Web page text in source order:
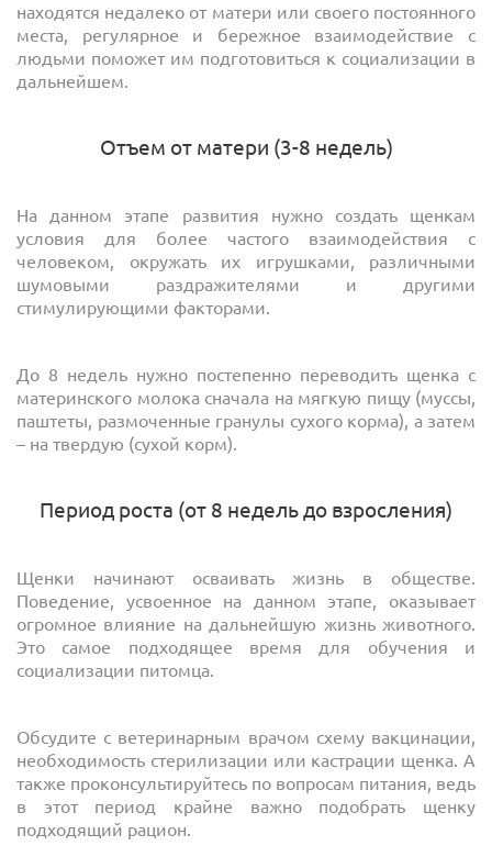
находятся недалеко от матери или своего постоянного
места, регулярное и бережное взаимодействие с
людьми поможет им подготовиться к социализации в
дальнейшем.
Отъем от матери (3-8 недель)
На данном этапе развития нужно создать щенкам
условия для более частого взаимодействия с
человеком, окружать их игрушками, различными
шумовыми раздражителями и другими
стимулирующими факторами.
До 8 недель нужно постепенно переводить щенка с
материнского молока сначала на мягкую пищу (муссы,
паштеты, размоченные гранулы сухого корма), а затем
– на твердую (сухой корм).
Период роста (от 8 недель до взросления)
Щенки начинают осваивать жизнь в обществе.
Поведение, усвоенное на данном этапе, оказывает
огромное влияние на дальнейшую жизнь животного.
Это самое подходящее время для обучения и
социализации питомца.
Обсудите с ветеринарным врачом схему вакцинации,
необходимость стерилизации или кастрации щенка. А
также проконсультируйтесь по вопросам питания, ведь
в этот период крайне важно подобрать щенку
подходящий рацион.